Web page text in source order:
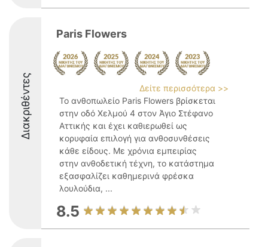
Διακριθέντες
Paris Flowers
Δείτε περισσότερα >>
Το ανθοπωλείο Paris Flowers βρίσκεται
στην οδό Χελμού 4 στον Άγιο Στέφανο
Αττικής και έχει καθιερωθεί ως
κορυφαία επιλογή για ανθοσυνθέσεις
κάθε είδους. Με χρόνια εμπειρίας
στην ανθοδετική τέχνη, το κατάστημα
εξασφαλίζει καθημερινά φρέσκα
λουλούδια, ...
8.5